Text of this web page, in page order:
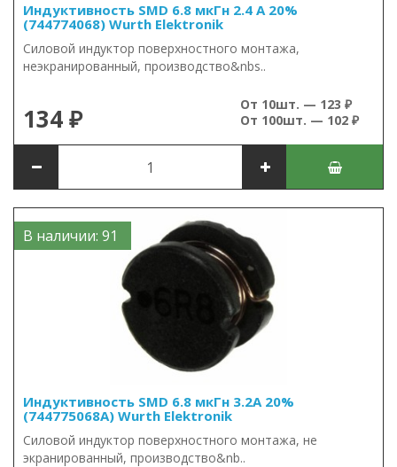
Индуктивность SMD 6.8 мкГн 2.4 А 20%
(744774068) Wurth Elektronik
Силовой индуктор поверхностного монтажа,
неэкранированный, производство&nbs..
134 ₽
От 10шт. — 123 ₽
От 100шт. — 102 ₽
В наличии: 91
Индуктивность SMD 6.8 мкГн 3.2А 20%
(744775068A) Wurth Elektronik
Силовой индуктор поверхностного монтажа, не
экранированный, производство&nb..